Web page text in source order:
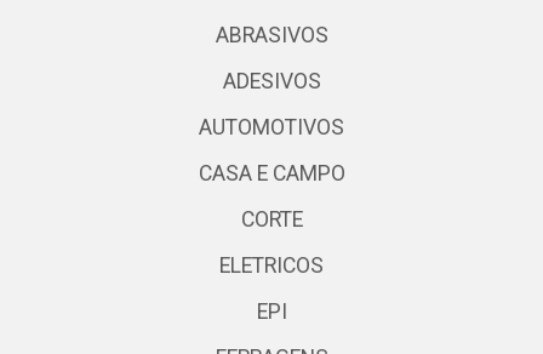
ABRASIVOS
ADESIVOS
AUTOMOTIVOS
CASA E CAMPO
CORTE
ELETRICOS
EPI